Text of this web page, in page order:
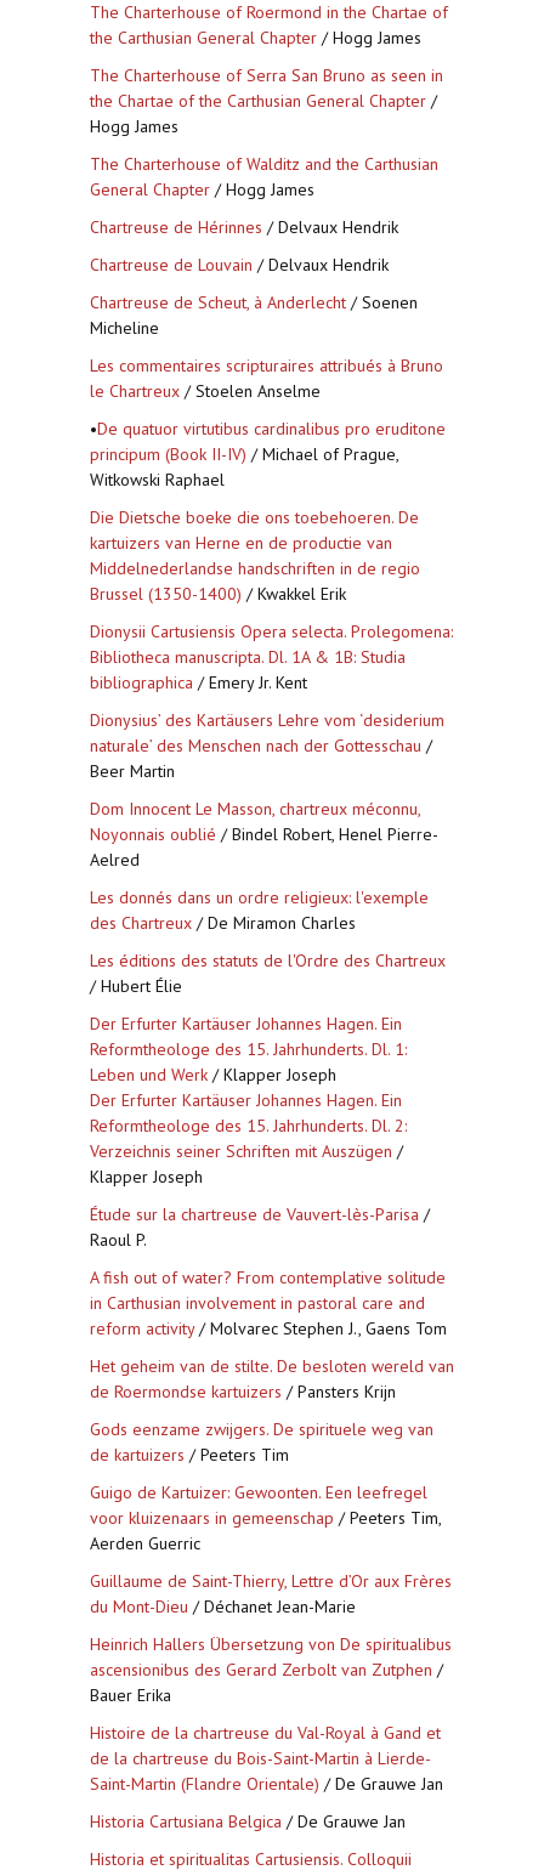
The Charterhouse of Roermond in the Chartae of
the Carthusian General Chapter / Hogg James
The Charterhouse of Serra San Bruno as seen in
the Chartae of the Carthusian General Chapter /
Hogg James
The Charterhouse of Walditz and the Carthusian
General Chapter / Hogg James
Chartreuse de Hérinnes / Delvaux Hendrik
Chartreuse de Louvain / Delvaux Hendrik
Chartreuse de Scheut, à Anderlecht / Soenen
Micheline
Les commentaires scripturaires attribués à Bruno
le Chartreux / Stoelen Anselme
•De quatuor virtutibus cardinalibus pro eruditone
principum (Book II-IV) / Michael of Prague,
Witkowski Raphael
Die Dietsche boeke die ons toebehoeren. De
kartuizers van Herne en de productie van
Middelnederlandse handschriften in de regio
Brussel (1350-1400) / Kwakkel Erik
Dionysii Cartusiensis Opera selecta. Prolegomena:
Bibliotheca manuscripta. Dl. 1A & 1B: Studia
bibliographica / Emery Jr. Kent
Dionysius’ des Kartäusers Lehre vom ‘desiderium
naturale’ des Menschen nach der Gottesschau /
Beer Martin
Dom Innocent Le Masson, chartreux méconnu,
Noyonnais oublié / Bindel Robert, Henel Pierre-
Aelred
Les donnés dans un ordre religieux: l'exemple
des Chartreux / De Miramon Charles
Les éditions des statuts de l'Ordre des Chartreux
/ Hubert Élie
Der Erfurter Kartäuser Johannes Hagen. Ein
Reformtheologe des 15. Jahrhunderts. Dl. 1:
Leben und Werk / Klapper Joseph
Der Erfurter Kartäuser Johannes Hagen. Ein
Reformtheologe des 15. Jahrhunderts. Dl. 2:
Verzeichnis seiner Schriften mit Auszügen /
Klapper Joseph
Étude sur la chartreuse de Vauvert-lès-Parisa /
Raoul P.
A fish out of water? From contemplative solitude
in Carthusian involvement in pastoral care and
reform activity/ Molvarec Stephen J., Gaens Tom
Het geheim van de stilte. De besloten wereld van
de Roermondse kartuizers / Pansters Krijn
Gods eenzame zwijgers. De spirituele weg van
de kartuizers / Peeters Tim
Guigo de Kartuizer: Gewoonten. Een leefregel
voor kluizenaars in gemeenschap / Peeters Tim,
Aerden Guerric
Guillaume de Saint-Thierry, Lettre d’Or aux Frères
du Mont-Dieu / Déchanet Jean-Marie
Heinrich Hallers Übersetzung von De spiritualibus
ascensionibus des Gerard Zerbolt van Zutphen /
Bauer Erika
Histoire de la chartreuse du Val-Royal à Gand et
de la chartreuse du Bois-Saint-Martin à Lierde-
Saint-Martin (Flandre Orientale) / De Grauwe Jan
Historia Cartusiana Belgica / De Grauwe Jan
Historia et spiritualitas Cartusiensis. Colloquii